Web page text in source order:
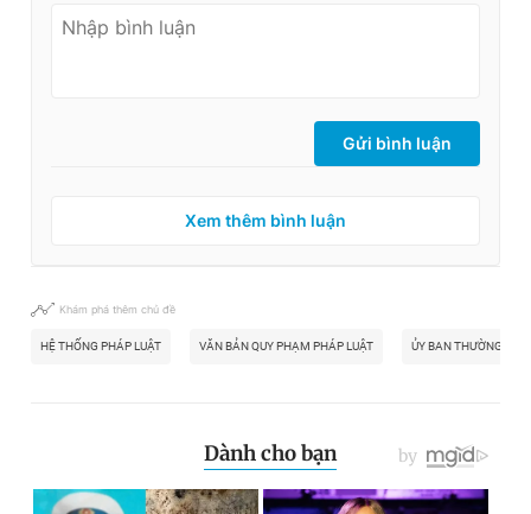
Gửi bình luận
Xem thêm bình luận
Khám phá thêm chủ đề
HỆ THỐNG PHÁP LUẬT VĂN BẢN QUY PHẠM PHÁP LUẬT ỦY BAN THƯỜNG VỤ